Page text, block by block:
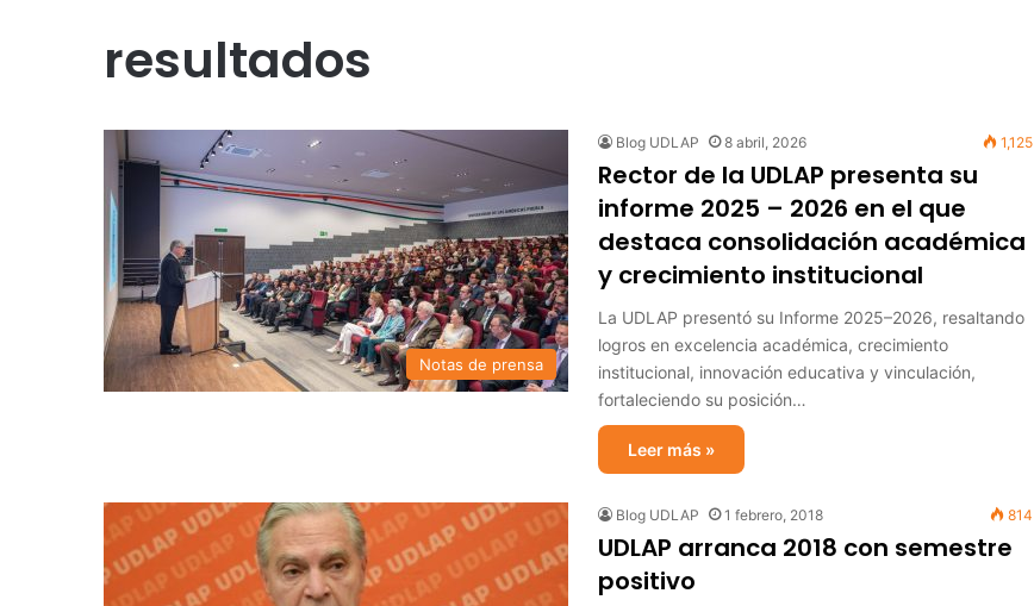
resultados
Notas de prensa
Blog UDLAP 8 abril, 2026 1,125
Rector de la UDLAP presenta su
informe 2025 – 2026 en el que
destaca consolidación académica
y crecimiento institucional
La UDLAP presentó su Informe 2025–2026, resaltando
logros en excelencia académica, crecimiento
institucional, innovación educativa y vinculación,
fortaleciendo su posición…
Leer más »
Blog UDLAP 1 febrero, 2018 814
UDLAP arranca 2018 con semestre
positivo